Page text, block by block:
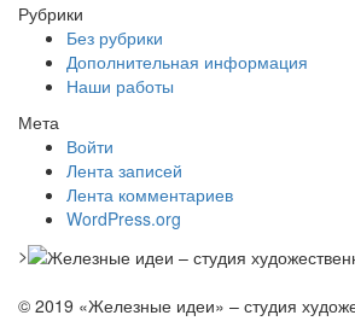
Рубрики
Без рубрики
Дополнительная информация
Наши работы
Мета
Войти
Лента записей
Лента комментариев
WordPress.org
>
© 2019 «Железные идеи» – студия